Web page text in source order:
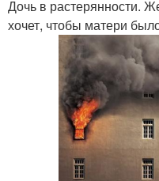
Дочь в растерянности.
хочет, чтобы матери